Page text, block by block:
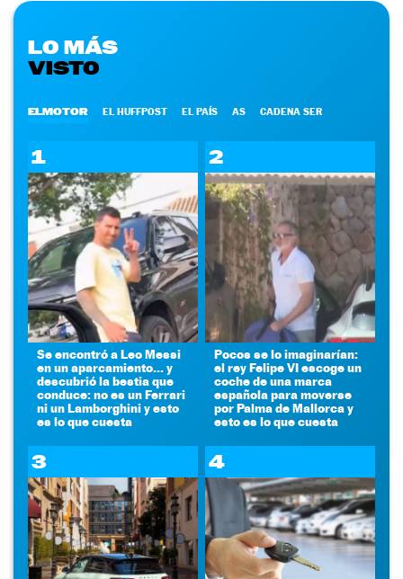
LO MÁS
VISTO
ELMOTOR EL HUFFPOST EL PAÍS AS CADENA SER
1
Se encontró a Leo Messi
en un aparcamiento... y
descubrió la bestia que
conduce: no es un Ferrari
ni un Lamborghini y esto
es lo que cuesta
2
Pocos se lo imaginarían:
el rey Felipe VI escoge un
coche de una marca
española para moverse
por Palma de Mallorca y
esto es lo que cuesta
3 4